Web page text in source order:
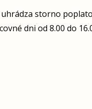
storno
dni od 8.00 do